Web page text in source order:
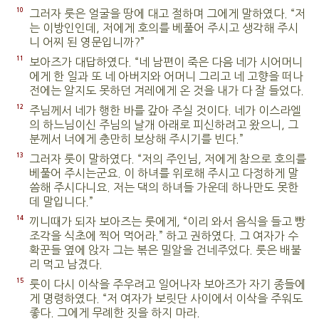
10
그러자 룻은 얼굴을 땅에 대고 절하며 그에게 말하였다. “저
는 이방인인데, 저에게 호의를 베풀어 주시고 생각해 주시
니 어찌 된 영문입니까?”
11
보아즈가 대답하였다. “네 남편이 죽은 다음 네가 시어머니
에게 한 일과 또 네 아버지와 어머니 그리고 네 고향을 떠나
전에는 알지도 못하던 겨레에게 온 것을 내가 다 잘 들었다.
12
주님께서 네가 행한 바를 갚아 주실 것이다. 네가 이스라엘
의 하느님이신 주님의 날개 아래로 피신하려고 왔으니, 그
분께서 너에게 충만히 보상해 주시기를 빈다.”
13
그러자 룻이 말하였다. “저의 주인님, 저에게 참으로 호의를
베풀어 주시는군요. 이 하녀를 위로해 주시고 다정하게 말
씀해 주시다니요. 저는 댁의 하녀들 가운데 하나만도 못한
데 말입니다.”
14
끼니때가 되자 보아즈는 룻에게, “이리 와서 음식을 들고 빵
조각을 식초에 찍어 먹어라.” 하고 권하였다. 그 여자가 수
확꾼들 옆에 앉자 그는 볶은 밀알을 건네주었다. 룻은 배불
리 먹고 남겼다.
15
룻이 다시 이삭을 주우려고 일어나자 보아즈가 자기 종들에
게 명령하였다. “저 여자가 보릿단 사이에서 이삭을 주워도
좋다. 그에게 무례한 짓을 하지 마라.